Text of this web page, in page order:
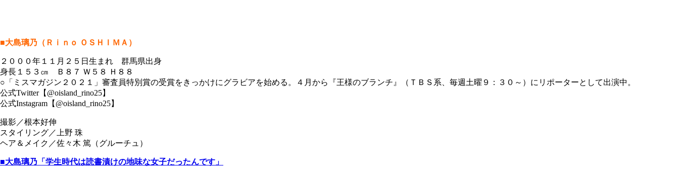
■大島璃乃（Ｒｉｎｏ ＯＳＨＩＭＡ）
２０００年１１月２５日生まれ 群馬県出身
身長１５３㎝ Ｂ８７ Ｗ５８ Ｈ８８
○「ミスマガジン２０２１」審査員特別賞の受賞をきっかけにグラビアを始める。４月から『王様のブランチ』（ＴＢＳ系、毎週土曜９：３０～）にリポーターとして出演中。
公式Twitter【@oisland_rino25】
公式Instagram【@oisland_rino25】
撮影／根本好伸
スタイリング／上野 珠
ヘア＆メイク／佐々木 篤（グルーチュ）
■大島璃乃「学生時代は読書漬けの地味な女子だったんです」